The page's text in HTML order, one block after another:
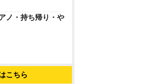
ノ・持ち帰り・
こちら